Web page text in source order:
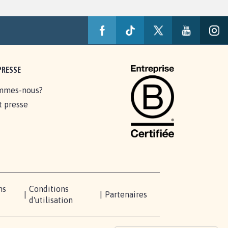
nous?
presse
Conditions
d'utilisation
Partenaires